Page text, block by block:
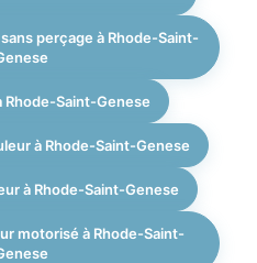
perçage à Rhode-Saint-
Rhode-Saint-Genese
à Rhode-Saint-Genese
à Rhode-Saint-Genese
motorisé à Rhode-Saint-